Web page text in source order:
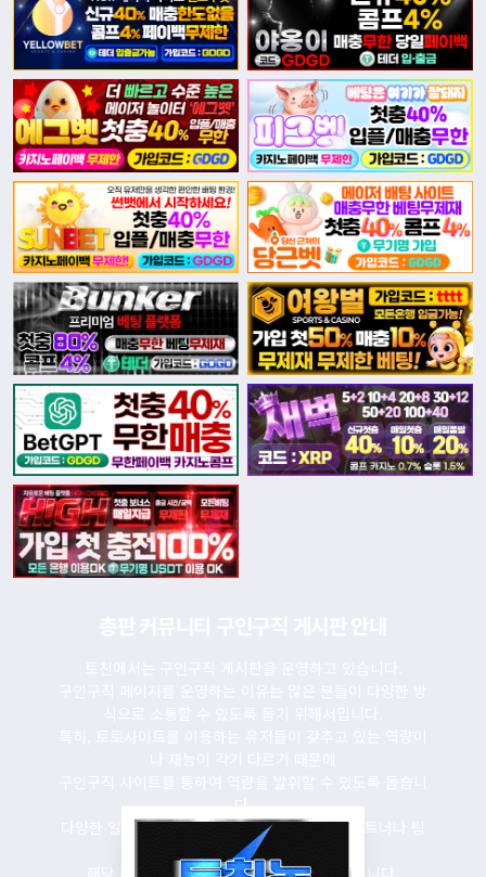
다양한 일자리 소개는 물론이고 토토사이트의 파트너나 팀
원 모집 역시
해당 페이지를 통해 정보를 주고받을 수 있습니다.